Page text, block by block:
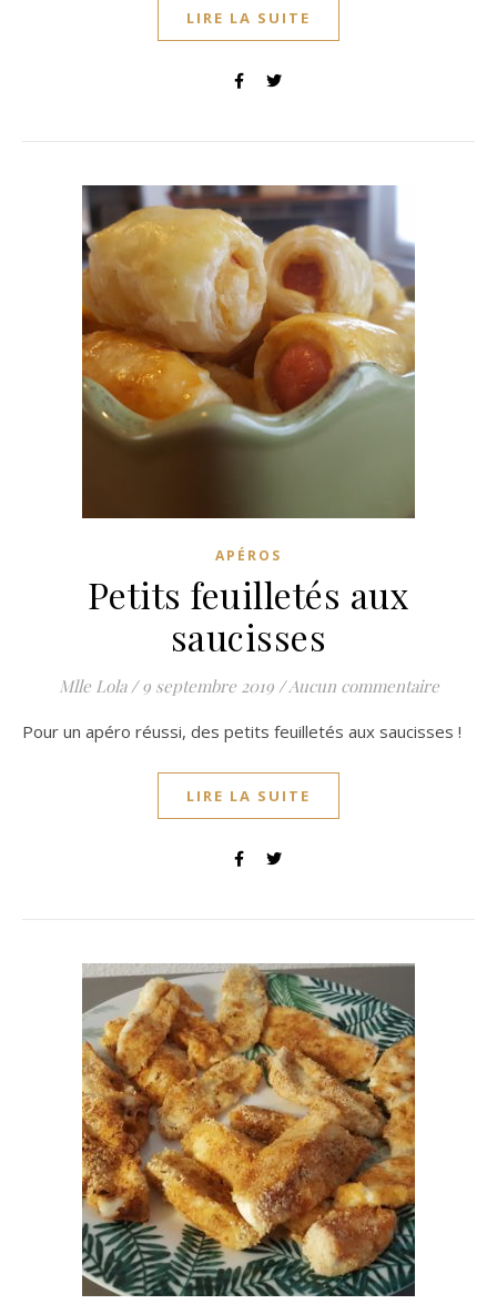
LIRE LA SUITE
APÉROS
Petits feuilletés aux
saucisses
Mlle Lola / 9 septembre 2019 /Aucun commentaire
Pour un apéro réussi, des petits feuilletés aux saucisses !
LIRE LA SUITE